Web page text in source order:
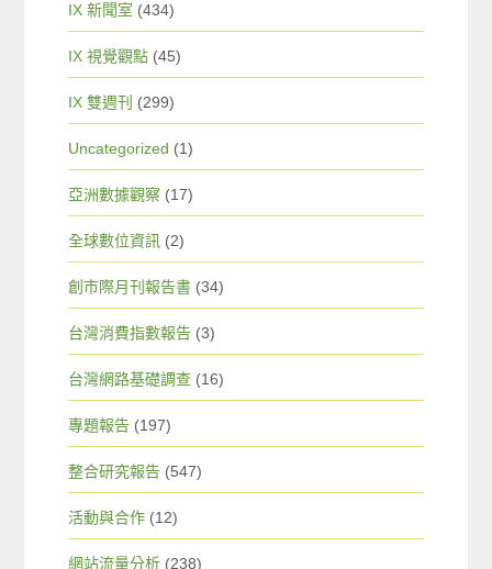
IX 新聞室 (434)
IX 視覺觀點 (45)
IX 雙週刊 (299)
Uncategorized (1)
亞洲數據觀察 (17)
全球數位資訊 (2)
創市際月刊報告書 (34)
台灣消費指數報告 (3)
台灣網路基礎調查 (16)
專題報告 (197)
整合研究報告 (547)
活動與合作 (12)
網站流量分析 (238)